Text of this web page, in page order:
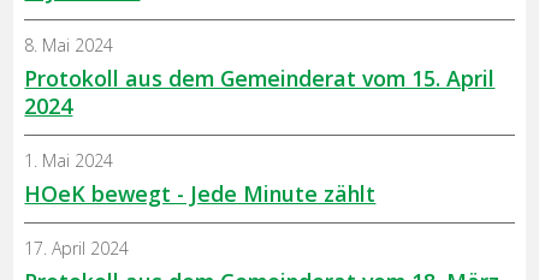
Protokoll aus dem Gemeinderat vom 15. April
2024
8. Mai 2024
HOeK bewegt - Jede Minute zählt
1. Mai 2024
17. April 2024